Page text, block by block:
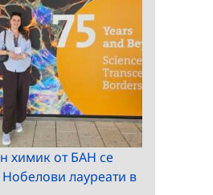
химик от БАН се
лауреати в